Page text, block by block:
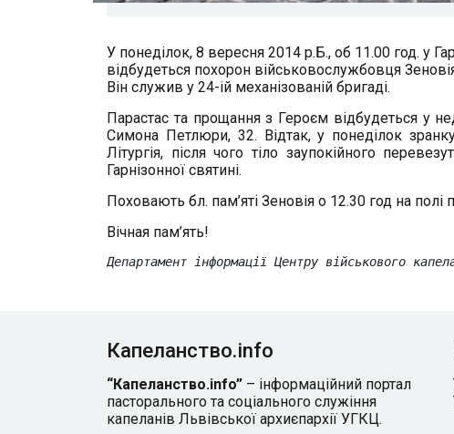
У понеділок, 8 вересня 2014 р.Б., об 11.00 год. у
відбудеться похорон військовослужбовця
Він служив у 24-ій механізованій бригаді.
Парастас та прощання з Героєм відбудеться у
Симона Петлюри, 32. Відтак, у понеділок
Літургія, після чого тіло заупокійного
Гарнізонної святині.
Поховають бл. пам’яті Зеновія о 12.30 год на
Вічная пам’ять!
Департамент інформації Центру військового
Капеланство.info
“Капеланство.info” – інформаційний портал
пасторального та соціального служіння
капеланів Львівської архиєпархії УГКЦ.